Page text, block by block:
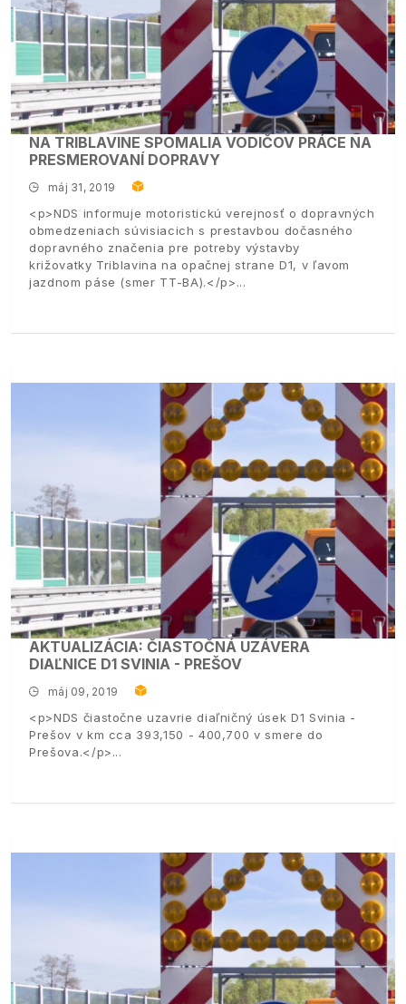
NA TRIBLAVINE SPOMALIA VODIČOV PRÁCE NA
PRESMEROVANÍ DOPRAVY
máj 31, 2019
<p>NDS informuje motoristickú verejnosť o dopravných
obmedzeniach súvisiacich s prestavbou dočasného
dopravného značenia pre potreby výstavby
križovatky Triblavina na opačnej strane D1, v ľavom
jazdnom páse (smer TT-BA).</p>
AKTUALIZÁCIA: ČIASTOČNÁ UZÁVERA
DIAĽNICE D1 SVINIA - PREŠOV
máj 09, 2019
<p>NDS čiastočne uzavrie diaľničný úsek D1 Svinia -
Prešov v km cca 393,150 - 400,700 v smere do
Prešova.</p>